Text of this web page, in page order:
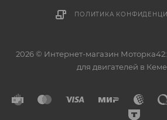
ПОЛИТИКА
2026 © Интернет-магазин
для двигателей в